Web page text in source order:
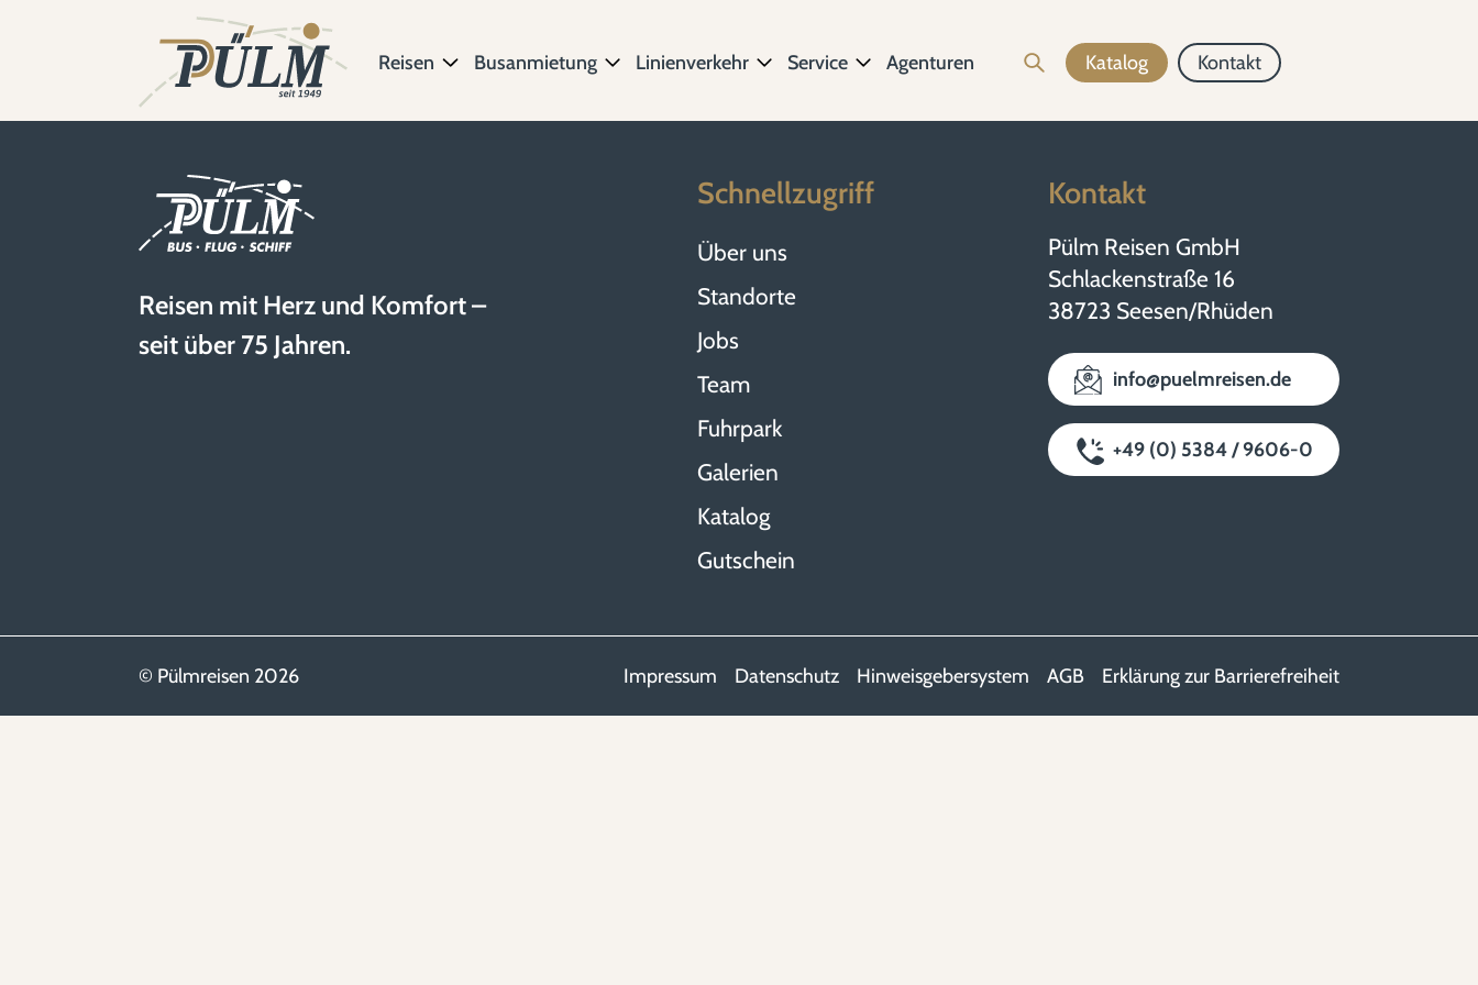
Reisen Busanmietung Linienverkehr Service Agenturen Katalog Kontakt
Reisen mit Herz und Komfort –
seit über 75 Jahren.
Schnellzugriff
Über uns
Standorte
Jobs
Team
Fuhrpark
Galerien
Katalog
Gutschein
Kontakt
Pülm Reisen GmbH
Schlackenstraße 16
38723 Seesen/Rhüden
info@puelmreisen.de
+49 (0) 5384 / 9606-0
© Pülmreisen 2026 Impressum Datenschutz Hinweisgebersystem AGB Erklärung zur Barrierefreiheit